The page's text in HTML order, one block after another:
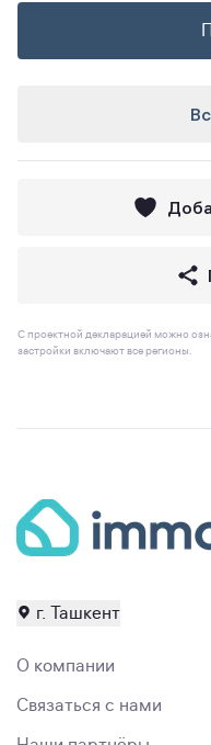
С проектной декларацией можно
застройки включают все регионы.
г. Ташкент
О компании
Связаться с нами